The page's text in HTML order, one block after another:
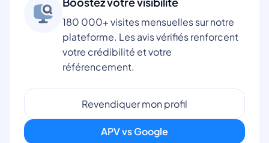
180 000+ visites mensuelles sur notre
plateforme. Les avis vérifiés renforcent
votre crédibilité et votre
référencement.
Revendiquer mon profil
APV vs Google